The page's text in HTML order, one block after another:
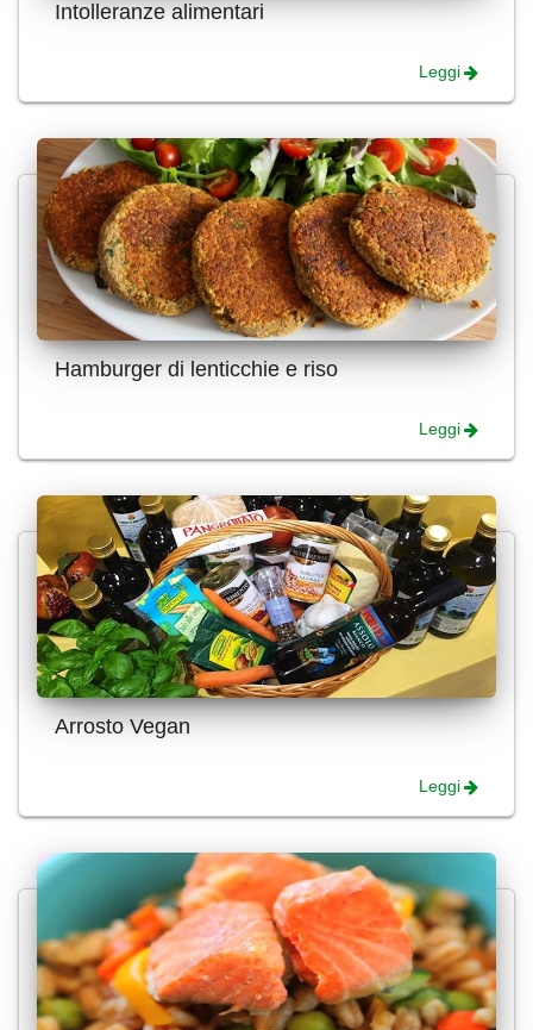
Intolleranze alimentari
Leggi
Hamburger di lenticchie e riso
Leggi
Arrosto Vegan
Leggi